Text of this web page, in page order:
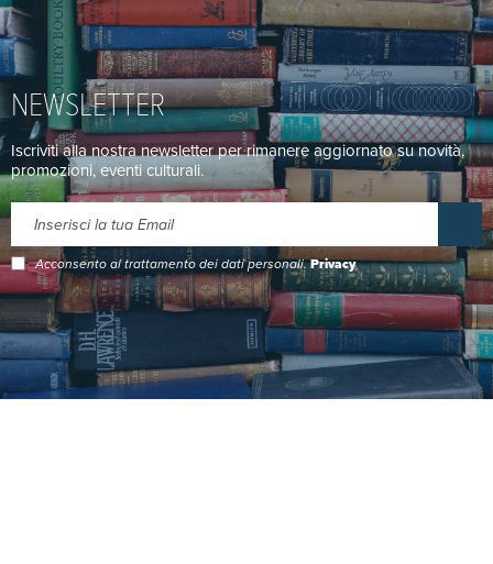
NEWSLETTER
Iscriviti alla nostra newsletter per rimanere aggiornato su novità,
promozioni, eventi culturali.
Acconsento al trattamento dei dati personali.Privacy